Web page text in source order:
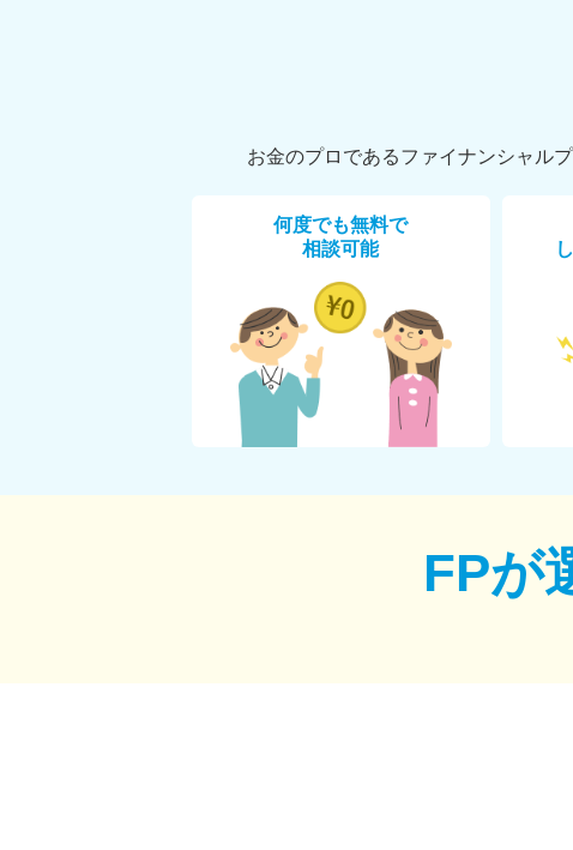
お金のプロであるファイナンシャル
何度でも無料で
相談可能
FPが